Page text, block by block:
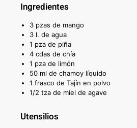
Ingredientes
3 pzas de mango
3 l. de agua
1 pza de piña
4 cdas de chía
1 pza de limón
50 ml de chamoy líquido
1 frasco de Tajín en polvo
1/2 tza de miel de agave
Utensilios